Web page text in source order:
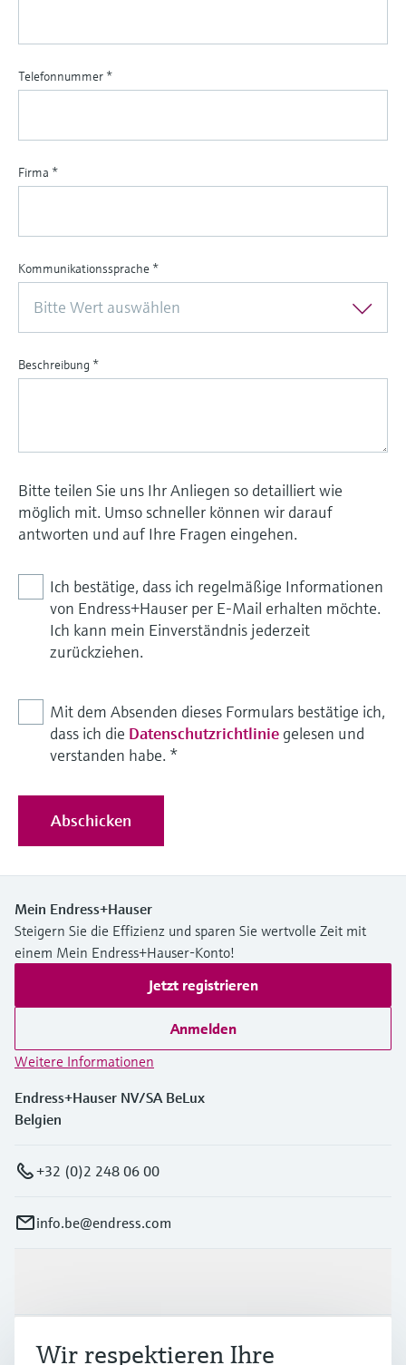
Telefonnummer *
Firma *
Kommunikationssprache *
Bitte Wert auswählen
Beschreibung *
Bitte teilen Sie uns Ihr Anliegen so detailliert wie
möglich mit. Umso schneller können wir darauf
antworten und auf Ihre Fragen eingehen.
Ich bestätige, dass ich regelmäßige Informationen
von Endress+Hauser per E-Mail erhalten möchte.
Ich kann mein Einverständnis jederzeit
zurückziehen.
Mit dem Absenden dieses Formulars bestätige ich,
dass ich die Datenschutzrichtlinie gelesen und
verstanden habe. *
Abschicken
Mein Endress+Hauser
Steigern Sie die Effizienz und sparen Sie wertvolle Zeit mit
einem Mein Endress+Hauser-Konto!
Jetzt registrieren
Anmelden
Weitere Informationen
Endress+Hauser NV/SA BeLux
Belgien
+32 (0)2 248 06 00
info.be@endress.com
Branchen
Wir respektieren Ihre